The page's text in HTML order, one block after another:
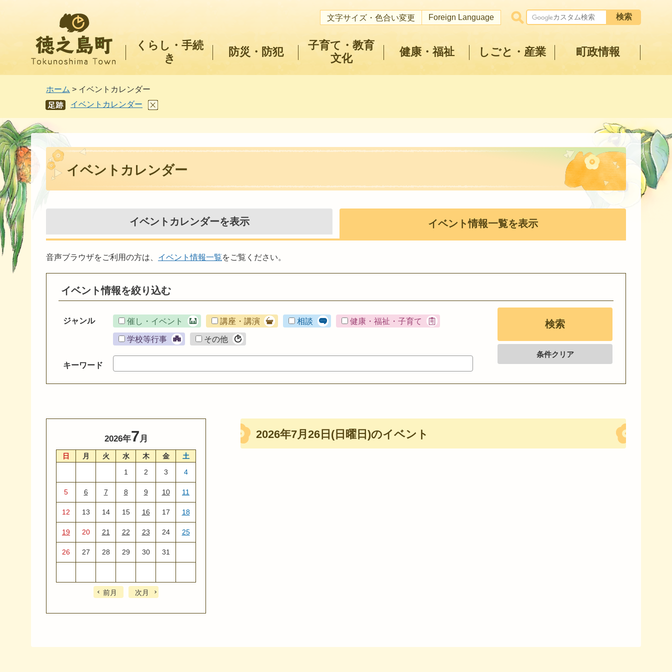
文字サイズ・色合い変更 Foreign Language
くらし・手続
き
防災・防犯
子育て・教育
文化
健康・福祉 しごと・産業 町政情報
ホーム > イベントカレンダー
あし
あと
イベントカレンダー
イベントカレンダー
イベントカレンダーを表示 イベント情報一覧を表示
音声ブラウザをご利用の方は、 イベント情報一覧をご覧ください。
イベント情報を絞り込む
ジャンル 催し・イベント 講座・講演 相談 健康・福祉・子育て
学校等行事 その他
キーワード
条件クリア
2026年7月
日 月 火 水 木 金
土
1
2 3 4
5 6 7 8 9 10 11
12 13 14 15 16 17 18
19 20 21 22 23 24 25
26 27 28 29 30 31
前月 次月
2026年7月26日(日曜日)のイベント